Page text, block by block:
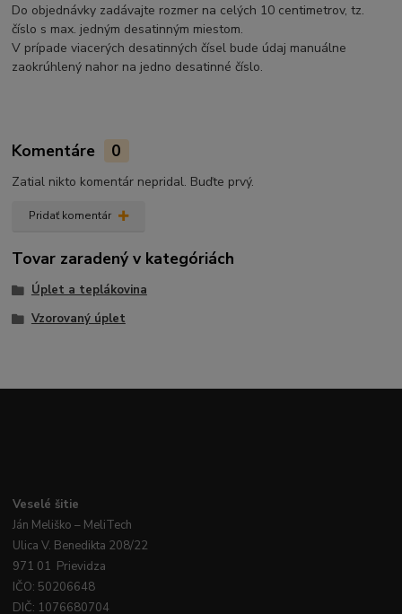
Do objednávky zadávajte rozmer na celých 10 centimetrov, tz.
číslo s max. jedným desatinným miestom.
V prípade viacerých desatinných čísel bude údaj manuálne
zaokrúhlený nahor na jedno desatinné číslo.
Komentáre 0
Zatial nikto komentár nepridal. Buďte prvý.
Pridať komentár
Tovar zaradený v kategóriách
Úplet a teplákovina
Vzorovaný úplet
Veselé šitie
Ján Meliško – MeliTech
Ulica V. Benedikta 208/22
971 01 Prievidza
IČO: 50206648
DIČ: 1076680704